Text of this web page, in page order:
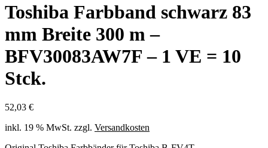
Toshiba Farbband schwarz 83
mm Breite 300 m –
BFV30083AW7F – 1 VE = 10
Stck.
52,03 €
inkl. 19 % MwSt. zzgl. Versandkosten